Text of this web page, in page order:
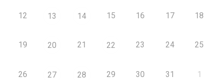
12 13 14 15 16 17 18
19 20 21 22 23 24 25
26 27 28 29 30 31 1